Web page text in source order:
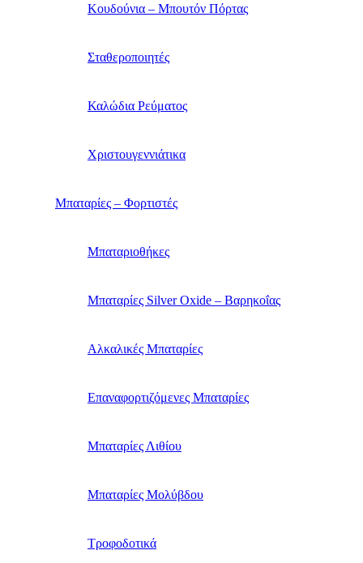
Κουδούνια – Μπουτόν Πόρτας
Σταθεροποιητές
Καλώδια Ρεύματος
Χριστουγεννιάτικα
Μπαταρίες – Φορτιστές
Μπαταριοθήκες
Μπαταρίες Silver Oxide – Βαρηκοΐας
Αλκαλικές Μπαταρίες
Επαναφορτιζόμενες Μπαταρίες
Μπαταρίες Λιθίου
Μπαταρίες Μολύβδου
Τροφοδοτικά